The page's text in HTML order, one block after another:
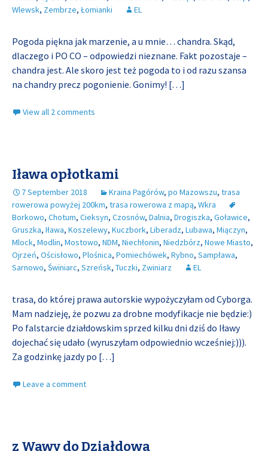
Wlewsk, Zembrze, Łomianki EL
Pogoda piękna jak marzenie, a u mnie… chandra. Skąd,
dlaczego i PO CO – odpowiedzi nieznane. Fakt pozostaje –
chandra jest. Ale skoro jest też pogoda to i od razu szansa
na chandry precz pogonienie. Gonimy! […]
View all 2 comments
Iława opłotkami
7 September 2018 Kraina Pagórów, po Mazowszu, trasa
rowerowa powyżej 200km, trasa rowerowa z mapą, Wkra
Borkowo, Chotum, Cieksyn, Czosnów, Dalnia, Drogiszka, Goławice,
Gruszka, Iława, Koszelewy, Kuczbork, Liberadz, Lubawa, Miączyn,
Mlock, Modlin, Mostowo, NDM, Niechłonin, Niedzbórz, Nowe Miasto,
Ojrzeń, Ościsłowo, Plośnica, Pomiechówek, Rybno, Sampława,
Sarnowo, Świniarc, Szreńsk, Tuczki, Zwiniarz EL
trasa, do której prawa autorskie wypożyczyłam od Cyborga.
Mam nadzieję, że pozwu za drobne modyfikacje nie będzie:)
Po falstarcie działdowskim sprzed kilku dni dziś do Iławy
dojechać się udało (wyruszyłam odpowiednio wcześniej:))).
Za godzinkę jazdy po […]
Leave a comment
z Wawy do Działdowa